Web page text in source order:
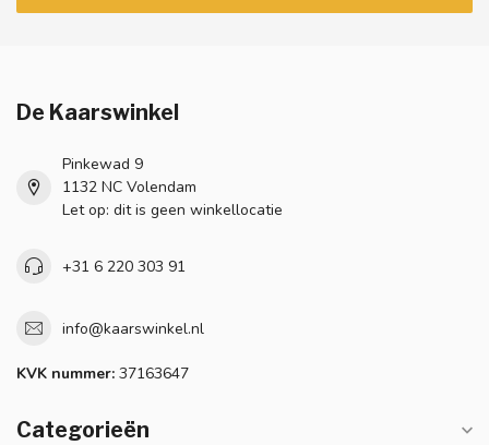
De Kaarswinkel
Pinkewad 9
1132 NC Volendam
Let op: dit is geen winkellocatie
+31 6 220 303 91
info@kaarswinkel.nl
KVK nummer: 37163647
Categorieën